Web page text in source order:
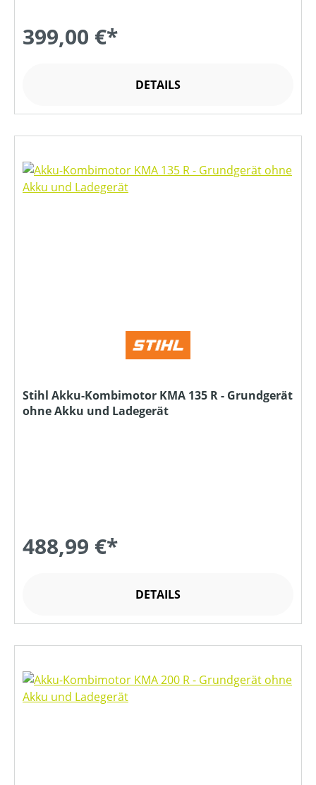
399,00 €*
DETAILS
Stihl Akku-Kombimotor KMA 135 R - Grundgerät
ohne Akku und Ladegerät
488,99 €*
DETAILS